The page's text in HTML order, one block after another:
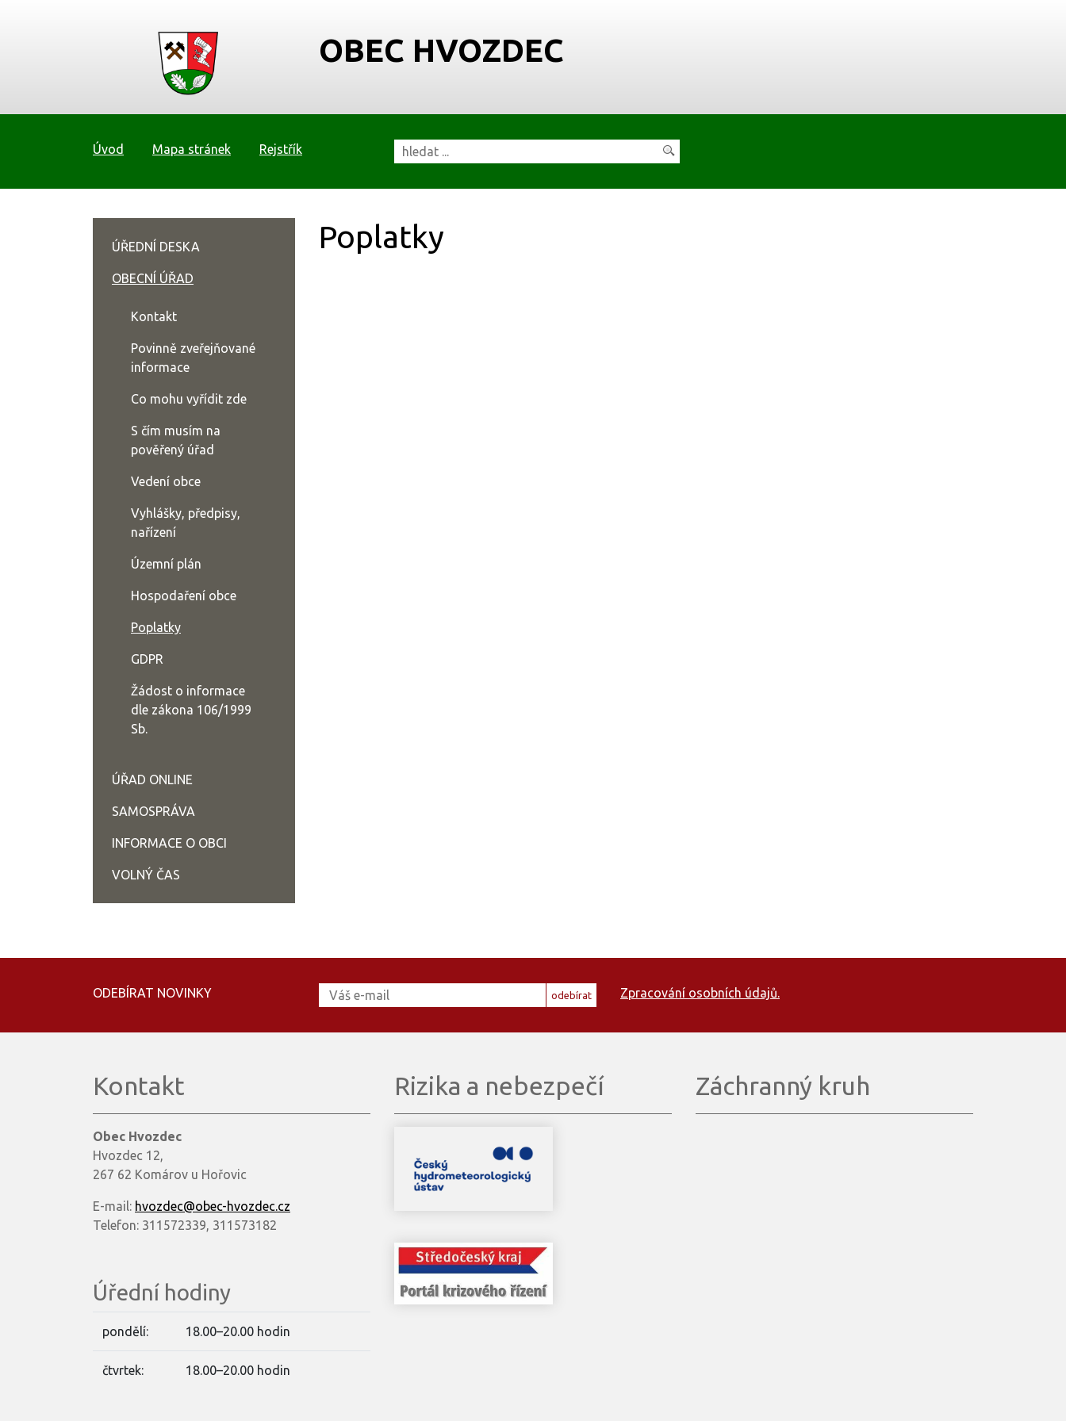
OBEC HVOZDEC
Úvod Mapa stránek Rejstřík
Poplatky
ÚŘEDNÍ DESKA
OBECNÍ ÚŘAD
Kontakt
Povinně zveřejňované
informace
Co mohu vyřídit zde
S čím musím na
pověřený úřad
Vedení obce
Vyhlášky, předpisy,
nařízení
Územní plán
Hospodaření obce
Poplatky
GDPR
Žádost o informace
dle zákona 106/1999
Sb.
ÚŘAD ONLINE
SAMOSPRÁVA
INFORMACE O OBCI
VOLNÝ ČAS
ODEBÍRAT NOVINKY odebírat Zpracování osobních údajů.
Kontakt
Obec Hvozdec
Hvozdec 12,
267 62 Komárov u Hořovic
E-mail: hvozdec@obec-hvozdec.cz
Telefon: 311572339, 311573182
Úřední hodiny
pondělí: 18.00–20.00 hodin
čtvrtek: 18.00–20.00 hodin
Rizika a nebezpečí Záchranný kruh